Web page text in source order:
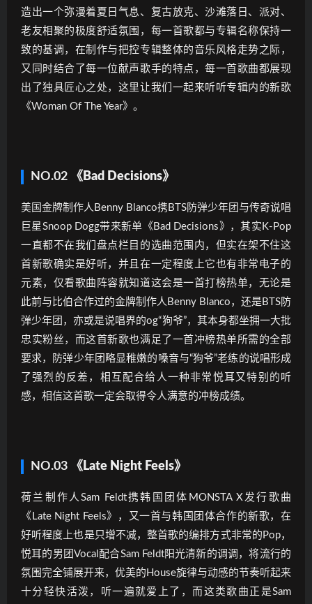
造出一个弥漫着夏日气息、复古放克、沙滩落日、派对、
老友相聚的极度舒适氛围，每一首歌都与专辑名称保持一
致的基调，在制作与把控专辑整体的音乐风格走势之际，
又同时结合了每一位献声歌手的特点，每一首歌曲都展现
出了独具匠心之处，这里让我们一起来听听专辑内的新歌
《Woman Of The Year》。
NO.02 《Bad Decisions》
美国金牌制作人Benny Blanco携BTS防弹少年团与传奇说唱
巨星Snoop Dogg带来新单《Bad Decisions》，其实K-Pop
一直都不在我们盘点栏目的选曲范围内，但实在架不住这
首新歌确实是好听，并且在一定程度上它也有非常电子的
元素，仅看歌曲阵容就知道这会是一首打榜热单，无论是
此前与比伯合作过的金牌制作人Benny Blanco，还是BTS防
弹少年团，亦或是说唱界的og“狗爷”，其本身都坐拥一大批
忠实粉丝，而这首新歌也满足了一首冲榜热单所需的全部
要求，防弹少年团略显稚嫩的嗓音与“狗爷”老练的说唱形成
了强烈的反差，相互配合给人一种非常悦耳又特别的听
感，相信这首歌一定会取得令人满意的冲榜成绩。
NO.03 《Late Night Feels》
荷兰制作人Sam Feldt携韩国团体MONSTA X发行歌曲
《Late Night Feels》，又一首与韩国团体合作的新歌，在
好听程度上也是只增不减，整首歌的编排方式非常的Pop，
悦耳的男团Vocal配合Sam Feldt阳光清新的调调，将流行的
氛围完全铺展开来，优美的House旋律与动感的节奏听起来
十分轻快活泼，听一遍就爱上了，而这类歌曲正是Sam